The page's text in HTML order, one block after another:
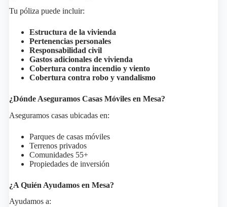
Tu póliza puede incluir:
Estructura de la vivienda
Pertenencias personales
Responsabilidad civil
Gastos adicionales de vivienda
Cobertura contra incendio y viento
Cobertura contra robo y vandalismo
¿Dónde Aseguramos Casas Móviles en Mesa?
Aseguramos casas ubicadas en:
Parques de casas móviles
Terrenos privados
Comunidades 55+
Propiedades de inversión
¿A Quién Ayudamos en Mesa?
Ayudamos a: